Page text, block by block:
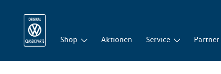
Shop Aktionen Service Partner